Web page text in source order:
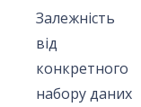
Залежність
від
конкретного
набору даних